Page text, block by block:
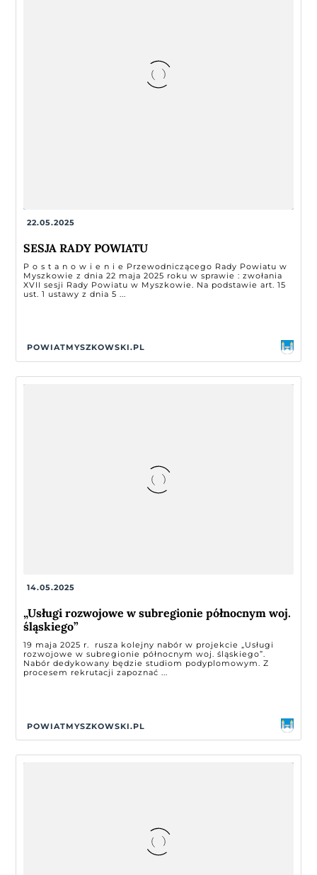
22.05.2025
SESJA RADY POWIATU
P o s t a n o w i e n i e Przewodniczącego Rady Powiatu w
Myszkowie z dnia 22 maja 2025 roku w sprawie : zwołania
XVII sesji Rady Powiatu w Myszkowie. Na podstawie art. 15
ust. 1 ustawy z dnia 5 ...
POWIATMYSZKOWSKI.PL
14.05.2025
„Usługi rozwojowe w subregionie północnym woj.
śląskiego”
19 maja 2025 r. rusza kolejny nabór w projekcie „Usługi
rozwojowe w subregionie północnym woj. śląskiego”.
Nabór dedykowany będzie studiom podyplomowym. Z
procesem rekrutacji zapoznać ...
POWIATMYSZKOWSKI.PL